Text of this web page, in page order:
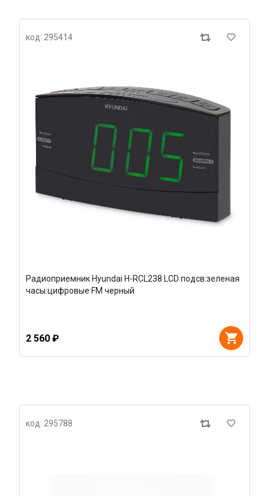
код: 295414
Радиоприемник Hyundai H-RCL238 LCD подсв:зеленая
часы:цифровые FM черный
2 560 ₽
код: 295788